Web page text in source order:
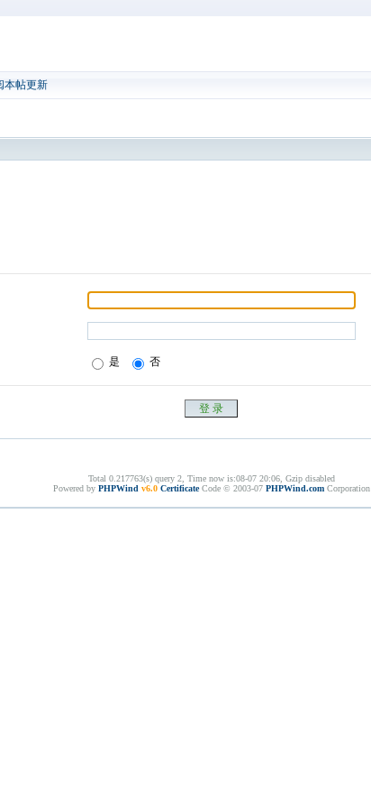
本帖更新
是 否
Total 0.217763(s) query 2, Time now is:08-07 20:06, Gzip disabled
Powered by PHPWind v6.0 CertificateCode © 2003-07 PHPWind.com Corporation